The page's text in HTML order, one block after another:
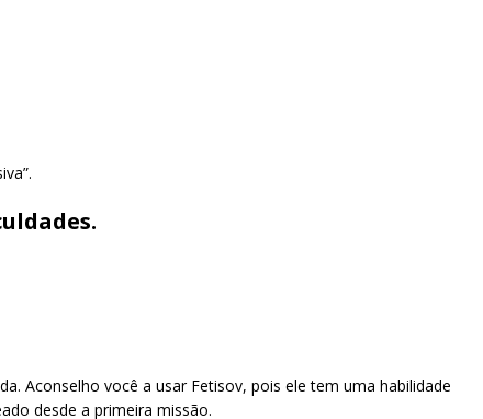
Aconselho você a usar Fetisov, pois ele tem uma habilidade
desde a primeira missão.